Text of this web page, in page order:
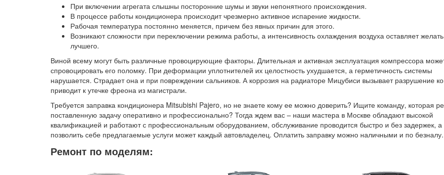
При включении агрегата слышны посторонние шумы и звуки непонятного происхождения.
В процессе работы кондиционера происходит чрезмерно активное испарение жидкости.
Рабочая температура постоянно меняется, причем без явных причин для этого.
Возникают сложности при переключении режима работы, а интенсивность охлаждения воздуха оставляет желать
лучшего.
Виной всему могут быть различные провоцирующие факторы. Длительная и активная эксплуатация компрессора
спровоцировать его поломку. При деформации уплотнителей их целостность ухудшается, а герметичность системы
нарушается. Страдает она и при повреждении сальников. А коррозия на радиаторе Мицубиси вызывает разрушение
приводит к утечке фреона из магистрали.
Требуется заправка кондиционера Mitsubishi Pajero, но не знаете кому ее можно доверить? Ищите команду, которая
поставленную задачу оперативно и профессионально? Тогда ждем вас – наши мастера в Москве обладают высокой
квалификацией и работают с профессиональным оборудованием, обслуживание проводится быстро и без задержек, а
позволить себе предлагаемые услуги может каждый автовладелец. Оплатить заправку можно наличными и по безналу.
Ремонт по моделям: